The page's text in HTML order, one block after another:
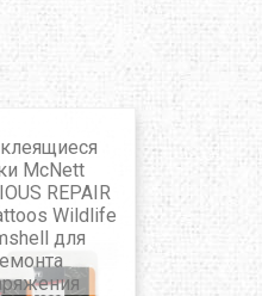
McNett
REPAIR
Wildlife
для